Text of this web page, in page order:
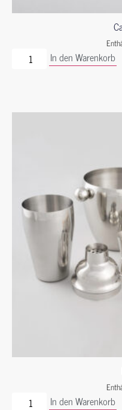
In den Warenkorb
In den Warenkorb